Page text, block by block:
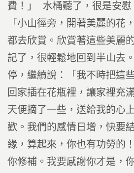
費！」 水桶聽了，很是安慰
「小山徑旁，開著美麗的花
都去欣賞。欣賞著這些美麗
記了，很輕鬆地回到半山去
停，繼續說：「我不時把這
回家插在花瓶裡，讓家裡充
天便摘了一些，送給我的心
歡。我們的感情日增，快要
緣，算起來，你也有功勞的
你修補。我要感謝你才是，